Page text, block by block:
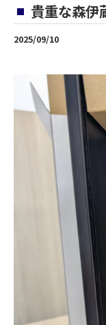
貴重な森伊
2025/09/10